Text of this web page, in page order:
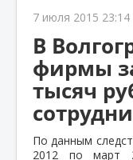
7 июля 2015 23:14
В
фирмы
тысяч
По данным
2012 по март